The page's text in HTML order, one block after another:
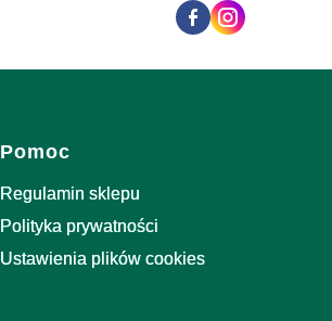
Pomoc
Regulamin sklepu
Polityka prywatności
Ustawienia plików cookies